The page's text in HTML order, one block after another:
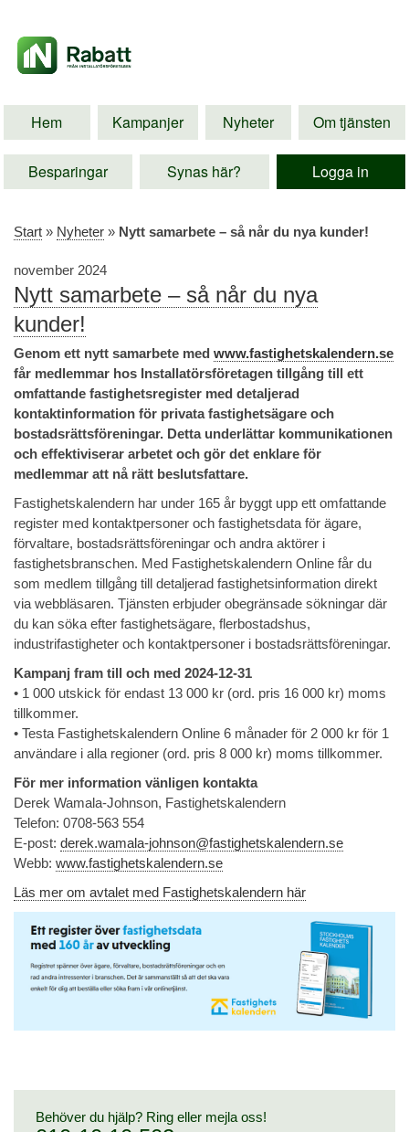
Hem Kampanjer Nyheter Om tjänsten
Besparingar Synas här? Logga in
Start » Nyheter » Nytt samarbete – så når du nya kunder!
november 2024
Nytt samarbete – så når du nya
kunder!
Genom ett nytt samarbete med www.fastighetskalendern.se
får medlemmar hos Installatörsföretagen tillgång till ett
omfattande fastighetsregister med detaljerad
kontaktinformation för privata fastighetsägare och
bostadsrättsföreningar. Detta underlättar kommunikationen
och effektiviserar arbetet och gör det enklare för
medlemmar att nå rätt beslutsfattare.
Fastighetskalendern har under 165 år byggt upp ett omfattande
register med kontaktpersoner och fastighetsdata för ägare,
förvaltare, bostadsrättsföreningar och andra aktörer i
fastighetsbranschen. Med Fastighetskalendern Online får du
som medlem tillgång till detaljerad fastighetsinformation direkt
via webbläsaren. Tjänsten erbjuder obegränsade sökningar där
du kan söka efter fastighetsägare, flerbostadshus,
industrifastigheter och kontaktpersoner i bostadsrättsföreningar.
Kampanj fram till och med 2024-12-31
• 1 000 utskick för endast 13 000 kr (ord. pris 16 000 kr) moms
tillkommer.
• Testa Fastighetskalendern Online 6 månader för 2 000 kr för 1
användare i alla regioner (ord. pris 8 000 kr) moms tillkommer.
För mer information vänligen kontakta
Derek Wamala-Johnson, Fastighetskalendern
Telefon: 0708-563 554
E-post: derek.wamala-johnson@fastighetskalendern.se
Webb: www.fastighetskalendern.se
Läs mer om avtalet med Fastighetskalendern här
Behöver du hjälp? Ring eller mejla oss!